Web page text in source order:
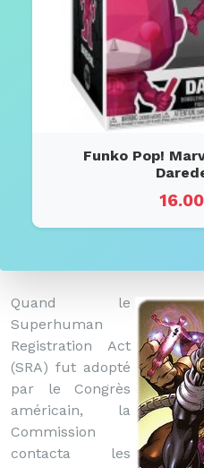
Funko Pop!
Quand le
Superhuman
Registration Act
(SRA) fut adopté
par le Congrès
américain, la
Commission
contacta les